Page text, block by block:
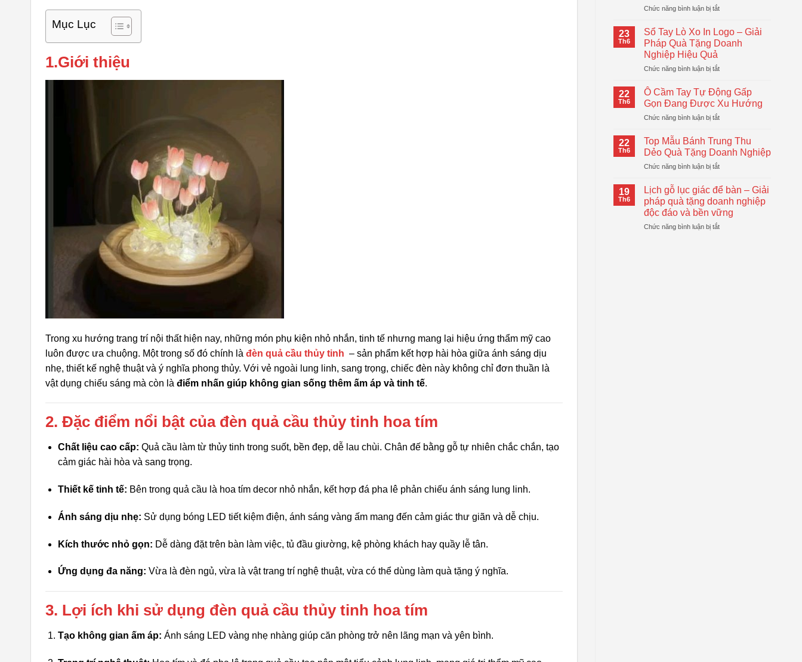
Mục Lục
1.Giới thiệu
Trong xu hướng trang trí nội thất hiện nay, những món phụ kiện nhỏ nhắn, tinh tế nhưng mang lại hiệu ứng thẩm mỹ cao
luôn được ưa chuộng. Một trong số đó chính là đèn quả cầu thủy tinh – sản phẩm kết hợp hài hòa giữa ánh sáng dịu
nhẹ, thiết kế nghệ thuật và ý nghĩa phong thủy. Với vẻ ngoài lung linh, sang trọng, chiếc đèn này không chỉ đơn thuần là
vật dụng chiếu sáng mà còn là điểm nhấn giúp không gian sống thêm ấm áp và tinh tế.
2. Đặc điểm nổi bật của đèn quả cầu thủy tinh hoa tím
Chất liệu cao cấp: Quả cầu làm từ thủy tinh trong suốt, bền đẹp, dễ lau chùi. Chân đế bằng gỗ tự nhiên chắc chắn, tạo
cảm giác hài hòa và sang trọng.
Thiết kế tinh tế: Bên trong quả cầu là hoa tím decor nhỏ nhắn, kết hợp đá pha lê phản chiếu ánh sáng lung linh.
Ánh sáng dịu nhẹ: Sử dụng bóng LED tiết kiệm điện, ánh sáng vàng ấm mang đến cảm giác thư giãn và dễ chịu.
Kích thước nhỏ gọn: Dễ dàng đặt trên bàn làm việc, tủ đầu giường, kệ phòng khách hay quầy lễ tân.
Ứng dụng đa năng: Vừa là đèn ngủ, vừa là vật trang trí nghệ thuật, vừa có thể dùng làm quà tặng ý nghĩa.
3. Lợi ích khi sử dụng đèn quả cầu thủy tinh hoa tím
Tạo không gian ấm áp: Ánh sáng LED vàng nhẹ nhàng giúp căn phòng trở nên lãng mạn và yên bình.
Chức năng bình luận bị tắtở
Nhiệt
LocknLock
Quà
Doanh
Nghiệp
Hiện
Đại,
Thực
23
Th6
Sổ Tay Lò Xo In Logo – Giải
Pháp Quà Tặng Doanh
Nghiệp Hiệu Quả
Chức năng bình luận bị tắtở
Tay
Lò
Xo
In
–
Giải
Quà
Doanh
Nghiệp
Hiệu
Quả
22
Th6
Ô Cầm Tay Tự Động Gấp
Gọn Đang Được Xu Hướng
Chức năng bình luận bị tắtở
Tay
Tự
Động
Gọn
Đang
Được
Xu
Hướng
22
Th6
Top Mẫu Bánh Trung Thu
Dẻo Quà Tặng Doanh Nghiệp
Chức năng bình luận bị tắtở
Mẫu
Bánh
Trung
Thu
Dẻo
19
Th6
Lịch gỗ lục giác để bàn – Giải
pháp quà tặng doanh nghiệp
độc đáo và bền vững
Chức năng bình luận bị tắtở